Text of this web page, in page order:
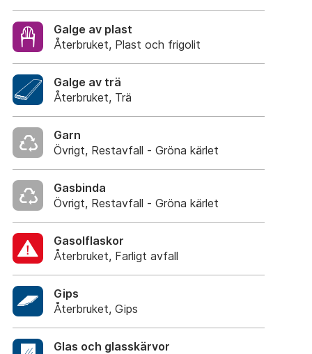
Galge av plast
Återbruket, Plast och frigolit
Galge av trä
Återbruket, Trä
Garn
Övrigt, Restavfall - Gröna kärlet
Gasbinda
Övrigt, Restavfall - Gröna kärlet
Gasolflaskor
Återbruket, Farligt avfall
Gips
Återbruket, Gips
Glas och glasskärvor